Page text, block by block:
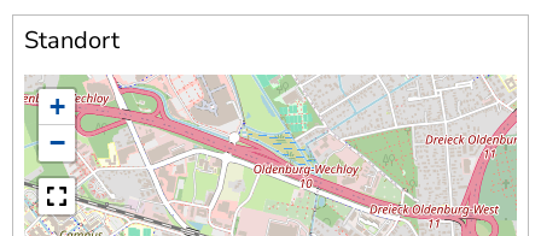
Standort
+
−